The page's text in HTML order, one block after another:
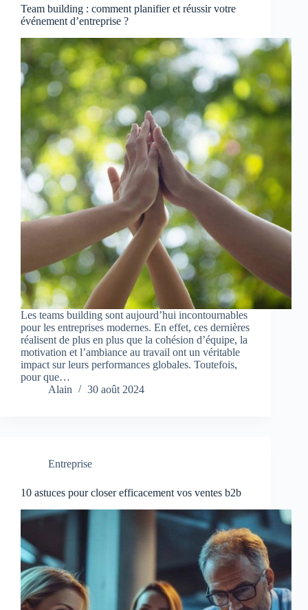
Team building : comment planifier et réussir votre
événement d’entreprise ?
Les teams building sont aujourd’hui incontournables
pour les entreprises modernes. En effet, ces dernières
réalisent de plus en plus que la cohésion d’équipe, la
motivation et l’ambiance au travail ont un véritable
impact sur leurs performances globales. Toutefois,
pour que…
Alain
30 août 2024
Entreprise
10 astuces pour closer efficacement vos ventes b2b